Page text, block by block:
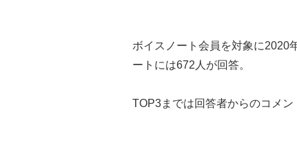
ボイスノート会員を対象に2020
ートには672人が回答。
TOP3までは回答者からのコメン